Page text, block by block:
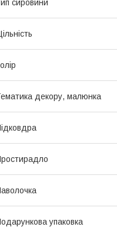
сировини
декору, малюнка
упаковка